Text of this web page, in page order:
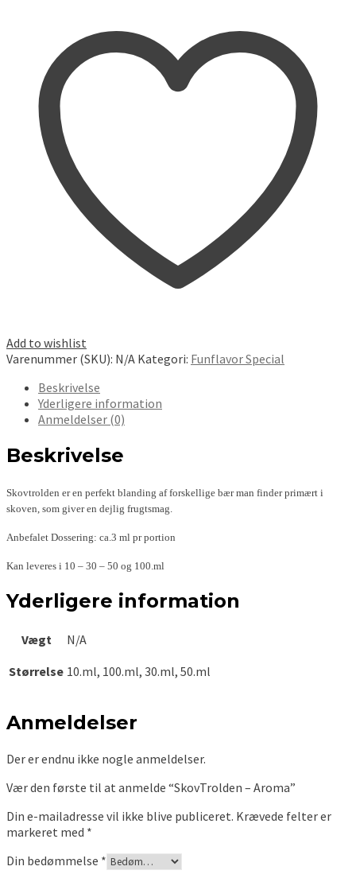
Add to wishlist
Varenummer (SKU): N/A Kategori: Funflavor Special
Beskrivelse
Yderligere information
Anmeldelser (0)
Beskrivelse
Skovtrolden er en perfekt blanding af forskellige bær man finder primært i
skoven, som giver en dejlig frugtsmag.
Anbefalet Dossering: ca.3 ml pr portion
Kan leveres i 10 – 30 – 50 og 100.ml
Yderligere information
Vægt
N/A
Størrelse 10.ml, 100.ml, 30.ml, 50.ml
Anmeldelser
Der er endnu ikke nogle anmeldelser.
Vær den første til at anmelde “SkovTrolden – Aroma”
Din e-mailadresse vil ikke blive publiceret. Krævede felter er
markeret med *
Din bedømmelse *